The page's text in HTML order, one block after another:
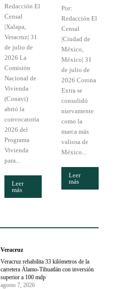
Redacción El
Censal
|Xalapa,
Veracruz| 31
de julio de
2026 La
Comisión
Nacional de
Vivienda
(Conavi)
abrió la
convocatoria
2026 del
Programa
Vivienda
para...
Leer
más
Por:
Redacción El
Censal
|Ciudad de
México,
México| 31
de julio de
2026 Corona
Extra se
consolidó
nuevamente
como la
marca más
valiosa de
México...
Leer
más
Veracruz
Veracruz rehabilita 33 kilómetros de la
carretera Álamo-Tihuatlán con inversión
superior a 100 mdp
agosto 7, 2026